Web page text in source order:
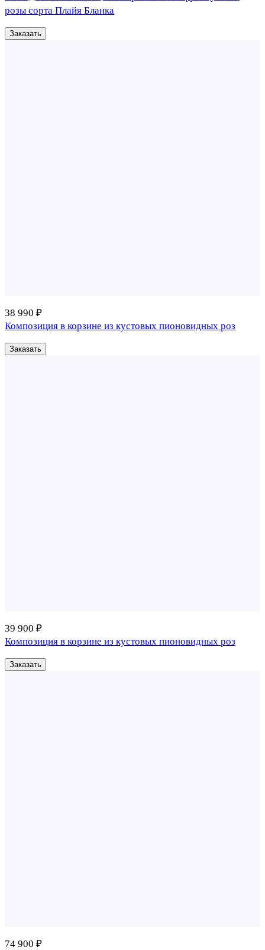
розы сорта Плайя Бланка
Заказать
38 990 ₽
Композиция в корзине из кустовых пионовидных роз
Заказать
39 900 ₽
Композиция в корзине из кустовых пионовидных роз
Заказать
74 900 ₽